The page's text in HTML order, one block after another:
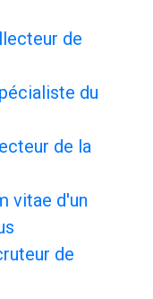
de
du
de la
vitae d'un
de